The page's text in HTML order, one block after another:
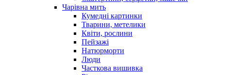
Чарiвна мить
Кумедні картинки
Тварини, метелики
Квіти, рослини
Пейзажі
Натюрморти
Люди
Часткова вишивка